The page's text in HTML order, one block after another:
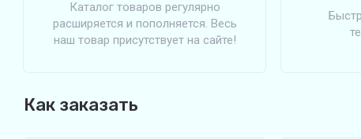
Каталог товаров регулярно
расширяется и пополняется. Весь
наш товар присутствует на сайте!
Как заказать